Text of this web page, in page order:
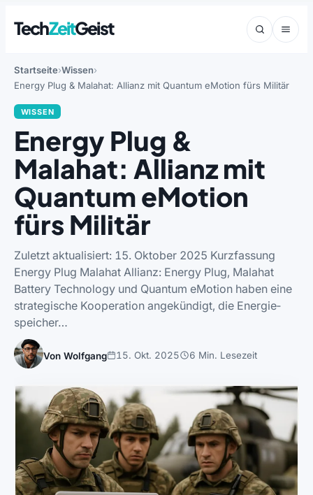
TechZeitGeist
Startseite Wissen
Energy Plug & Malahat: Allianz mit Quantum eMotion fürs Militär
WISSEN
Energy Plug &
Malahat: Allianz mit
Quantum eMotion
fürs Militär
Zuletzt aktualisiert: 15. Oktober 2025 Kurzfassung
Energy Plug Malahat Allianz: Energy Plug, Malahat
Battery Technology und Quantum eMotion haben eine
strategische Kooperation angekündigt, die Energie­
speicher…
Von Wolfgang 15. Okt. 2025 6 Min. Lesezeit